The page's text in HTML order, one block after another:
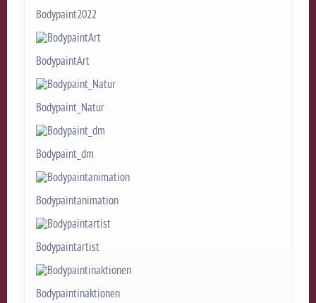
Bodypaint2022
BodypaintArt
Bodypaint_Natur
Bodypaint_dm
Bodypaintanimation
Bodypaintartist
Bodypaintinaktionen